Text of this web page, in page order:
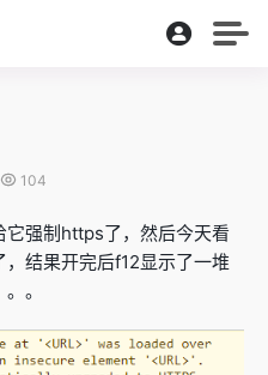
104
强制https了，然后今天看
结果开完后f12显示了一堆
。